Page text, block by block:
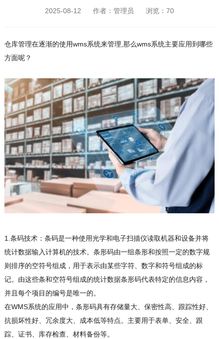
2025-08-12 作者：管理员 浏览： 70
仓库管理在逐渐的使用wms系统来管理,那么wms系统主要应用到哪些
方面呢？
1.条码技术：条码是一种使用光学和电子扫描仪读取机器和设备并将
统计数据输入计算机的技术。条形码由一组条形和按照一定的数字规
则排序的空符号组成，用于表示由某些字符、数字和符号组成的标
记。由这些条和空符号组成的统计数据条形码代表特定的信息内容，
并且每个项目的编号是唯一的。
在WMS系统的应用中，条形码具有存储量大、保密性高、跟踪性好、
抗损坏性好、冗余度大、成本低等特点。主要用于表单、安全、跟
踪、证书、库存检查、材料备份等。